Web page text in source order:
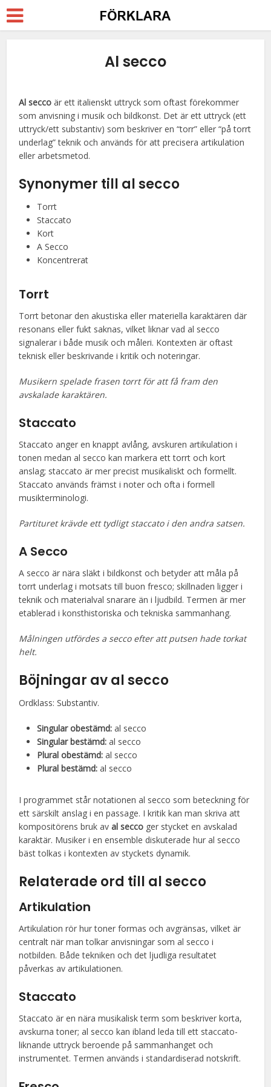
Al secco
Al secco är ett italienskt uttryck som oftast förekommer
som anvisning i musik och bildkonst. Det är ett uttryck (ett
uttryck/ett substantiv) som beskriver en “torr” eller “på torrt
underlag” teknik och används för att precisera artikulation
eller arbetsmetod.
Synonymer till al secco
Torrt
Staccato
Kort
A Secco
Koncentrerat
Torrt
Torrt betonar den akustiska eller materiella karaktären där
resonans eller fukt saknas, vilket liknar vad al secco
signalerar i både musik och måleri. Kontexten är oftast
teknisk eller beskrivande i kritik och noteringar.
Musikern spelade frasen torrt för att få fram den
avskalade karaktären.
Staccato
Staccato anger en knappt avlång, avskuren artikulation i
tonen medan al secco kan markera ett torrt och kort
anslag; staccato är mer precist musikaliskt och formellt.
Staccato används främst i noter och ofta i formell
musikterminologi.
Partituret krävde ett tydligt staccato i den andra satsen.
A Secco
A secco är nära släkt i bildkonst och betyder att måla på
torrt underlag i motsats till buon fresco; skillnaden ligger i
teknik och materialval snarare än i ljudbild. Termen är mer
etablerad i konsthistoriska och tekniska sammanhang.
Målningen utfördes a secco efter att putsen hade torkat
helt.
Böjningar av al secco
Ordklass: Substantiv.
Singular obestämd: al secco
Singular bestämd: al secco
Plural obestämd: al secco
Plural bestämd: al secco
I programmet står notationen al secco som beteckning för
ett särskilt anslag i en passage. I kritik kan man skriva att
kompositörens bruk aval secco ger stycket en avskalad
karaktär. Musiker i en ensemble diskuterade hur al secco
bäst tolkas i kontexten av styckets dynamik.
Relaterade ord till al secco
Artikulation
Artikulation rör hur toner formas och avgränsas, vilket är
centralt när man tolkar anvisningar som al secco i
notbilden. Både tekniken och det ljudliga resultatet
påverkas av artikulationen.
Staccato
Staccato är en nära musikalisk term som beskriver korta,
avskurna toner; al secco kan ibland leda till ett staccato-
liknande uttryck beroende på sammanhanget och
instrumentet. Termen används i standardiserad notskrift.